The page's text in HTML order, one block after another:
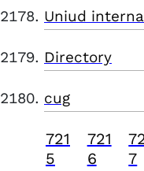
Uniud
Directory
cug
721
5
721
6
7